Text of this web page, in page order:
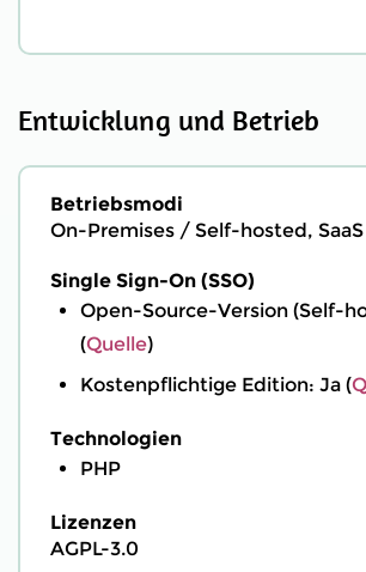
Entwicklung und Betrieb
Betriebsmodi
On-Premises / Self-hosted, SaaS
Single Sign-On (SSO)
Open-Source-Version (Self-
(Quelle)
Kostenpflichtige Edition: Ja (
Technologien
PHP
Lizenzen
AGPL-3.0